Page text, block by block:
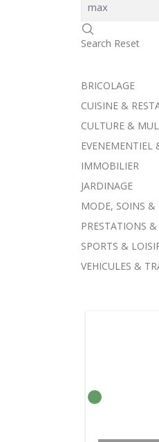
Search Reset
BRICOLAGE
CUISINE &
CULTURE &
EVENEMENTIEL
IMMOBILIER
JARDINAGE
MODE, SOINS &
PRESTATIONS &
SPORTS &
VEHICULES &
SUR
VOITURE